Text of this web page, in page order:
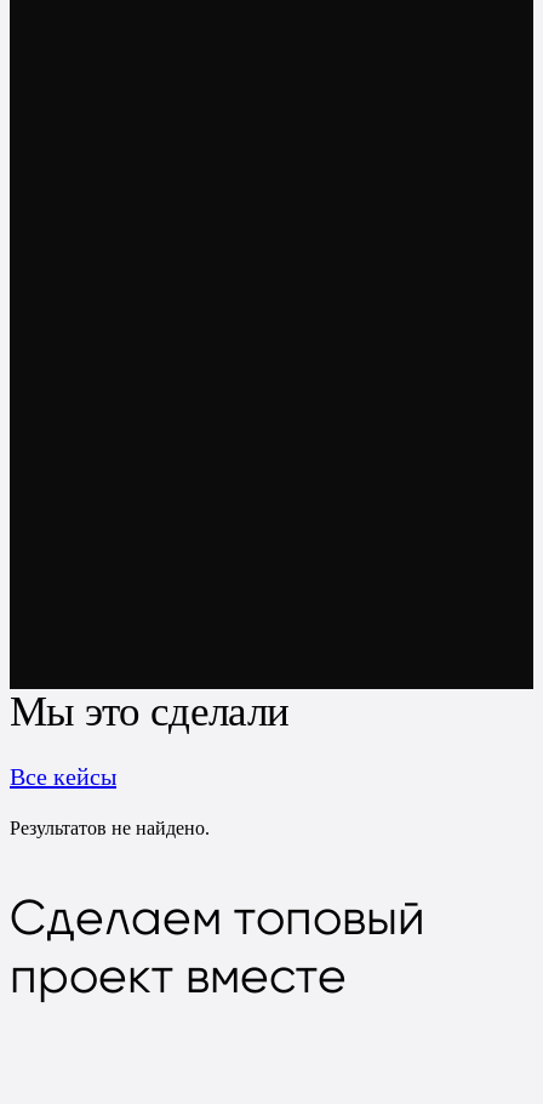
Мы это сделали
Все кейсы
Результатов не найдено.
Сделаем топовый
проект вместе